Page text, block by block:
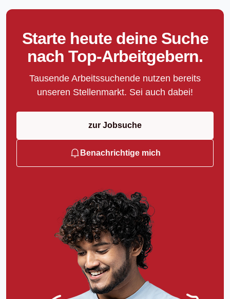
Starte heute deine Suche
nach Top-Arbeitgebern.
Tausende Arbeitssuchende nutzen bereits
unseren Stellenmarkt. Sei auch dabei!
zur Jobsuche
Benachrichtige mich